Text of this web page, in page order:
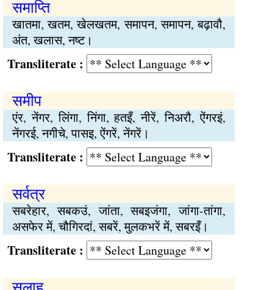
समाप्ति
खातमा, खतम, खेलखतम, समापन, समापन, बढ़ावौ,
अंत, खलास, नष्ट।
:
समीप
एंर, नेंगर, लिंगा, निंगा, हतइँ, नीरें, निअरौ, ऐंगरइं,
नेंगरई, नगीचे, पासइ, ऐंगरें, नेंगरें।
:
सर्वत्र
सबरेहार, सबकउं, जांता, सबइजंगा, जांगा-तांगा,
असफेर में, चौगिरदां, सबरें, मुलकभरें में, सबरइँ।
: